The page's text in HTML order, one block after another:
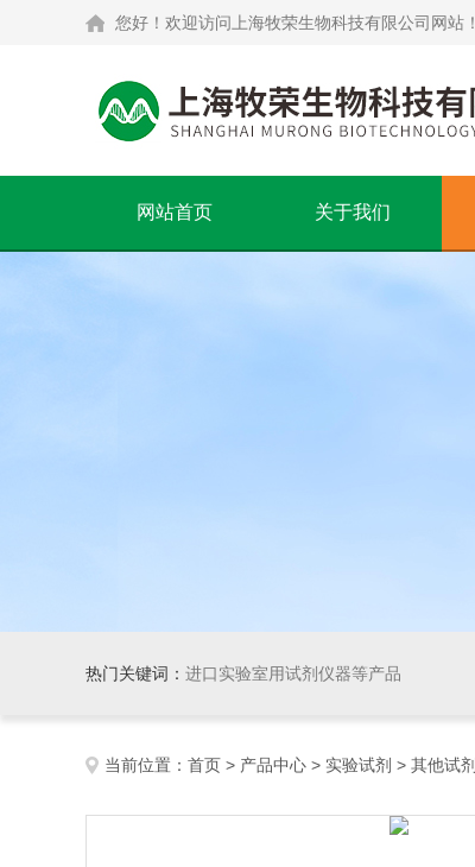
您好！欢迎访问上海牧荣生物科技有限公司网站！
网站首页 关于我们
热门关键词： 进口实验室用试剂仪器等产品
当前位置： 首页 > 产品中心 > 实验试剂 > 其他试剂